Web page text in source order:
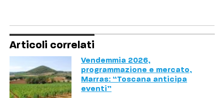
Articoli correlati
Vendemmia 2026,
programmazione e mercato,
Marras: “Toscana anticipa
eventi”